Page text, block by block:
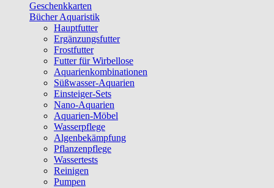
Geschenkkarten
Bücher Aquaristik
Hauptfutter
Ergänzungsfutter
Frostfutter
Futter für Wirbellose
Aquarienkombinationen
Süßwasser-Aquarien
Einsteiger-Sets
Nano-Aquarien
Aquarien-Möbel
Wasserpflege
Algenbekämpfung
Pflanzenpflege
Wassertests
Reinigen
Pumpen